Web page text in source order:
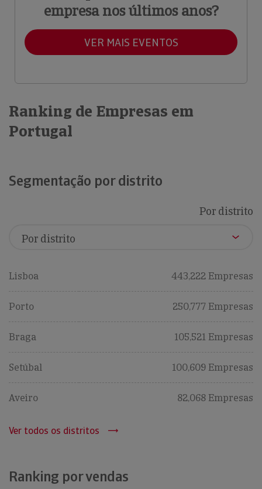
empresa nos últimos anos?
VER MAIS EVENTOS
Ranking de Empresas em
Portugal
Segmentação por distrito
Por distrito
Lisboa 443,222 Empresas
Porto 250,777 Empresas
Braga 105,521 Empresas
Setúbal 100,609 Empresas
Aveiro 82,068 Empresas
Ver todos os distritos
Ranking por vendas